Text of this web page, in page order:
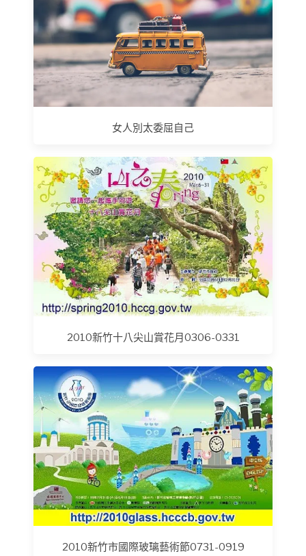
女人別太委屈自己
2010新竹十八尖山賞花月0306-0331
2010新竹市國際玻璃藝術節0731-0919